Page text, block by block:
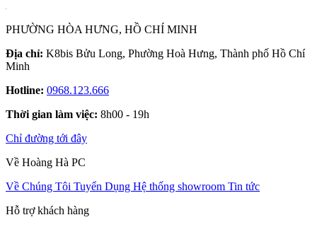
PHƯỜNG HÒA HƯNG, HỒ CHÍ MINH
Địa chỉ: K8bis Bửu Long, Phường Hoà Hưng, Thành phố Hồ Chí
Minh
Hotline: 0968.123.666
Thời gian làm việc: 8h00 - 19h
Chỉ đường tới đây
Về Hoàng Hà PC
Về Chúng Tôi Tuyển Dụng Hệ thống showroom Tin tức
Hỗ trợ khách hàng